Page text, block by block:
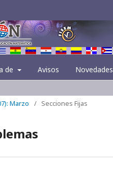
de Avisos Novedades
Marzo / Secciones Fijas